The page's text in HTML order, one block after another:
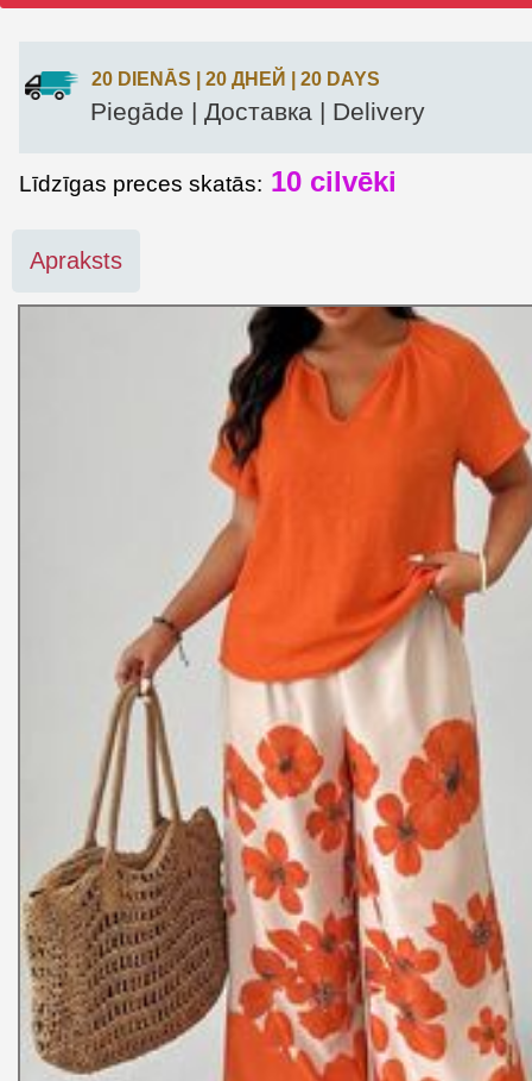
20 DIENĀS | 20 ДНЕЙ | 20 DAYS
Piegāde | Доставка | Delivery
Līdzīgas preces skatās: 10 cilvēki
Apraksts